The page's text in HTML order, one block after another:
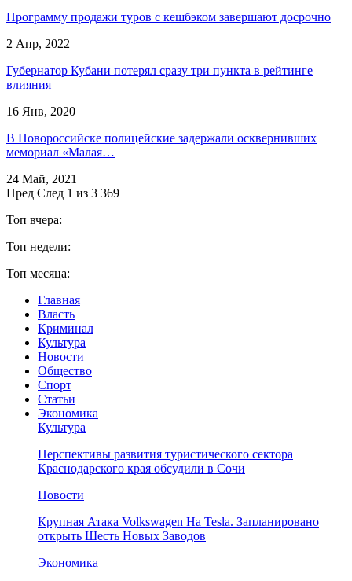
​Программу продажи туров с кешбэком завершают досрочно
2 Апр, 2022
Губернатор Кубани потерял сразу три пункта в рейтинге
влияния
16 Янв, 2020
В Новороссийске полицейские задержали осквернивших
мемориал «Малая…
24 Май, 2021
Пред След 1 из 3 369
Топ вчера:
Топ недели:
Топ месяца:
Главная
Власть
Криминал
Культура
Новости
Общество
Спорт
Статьи
Экономика
Культура
Перспективы развития туристического сектора
Краснодарского края обсудили в Сочи
Новости
Крупная Атака Volkswagen На Tesla. Запланировано
открыть Шесть Новых Заводов
Экономика